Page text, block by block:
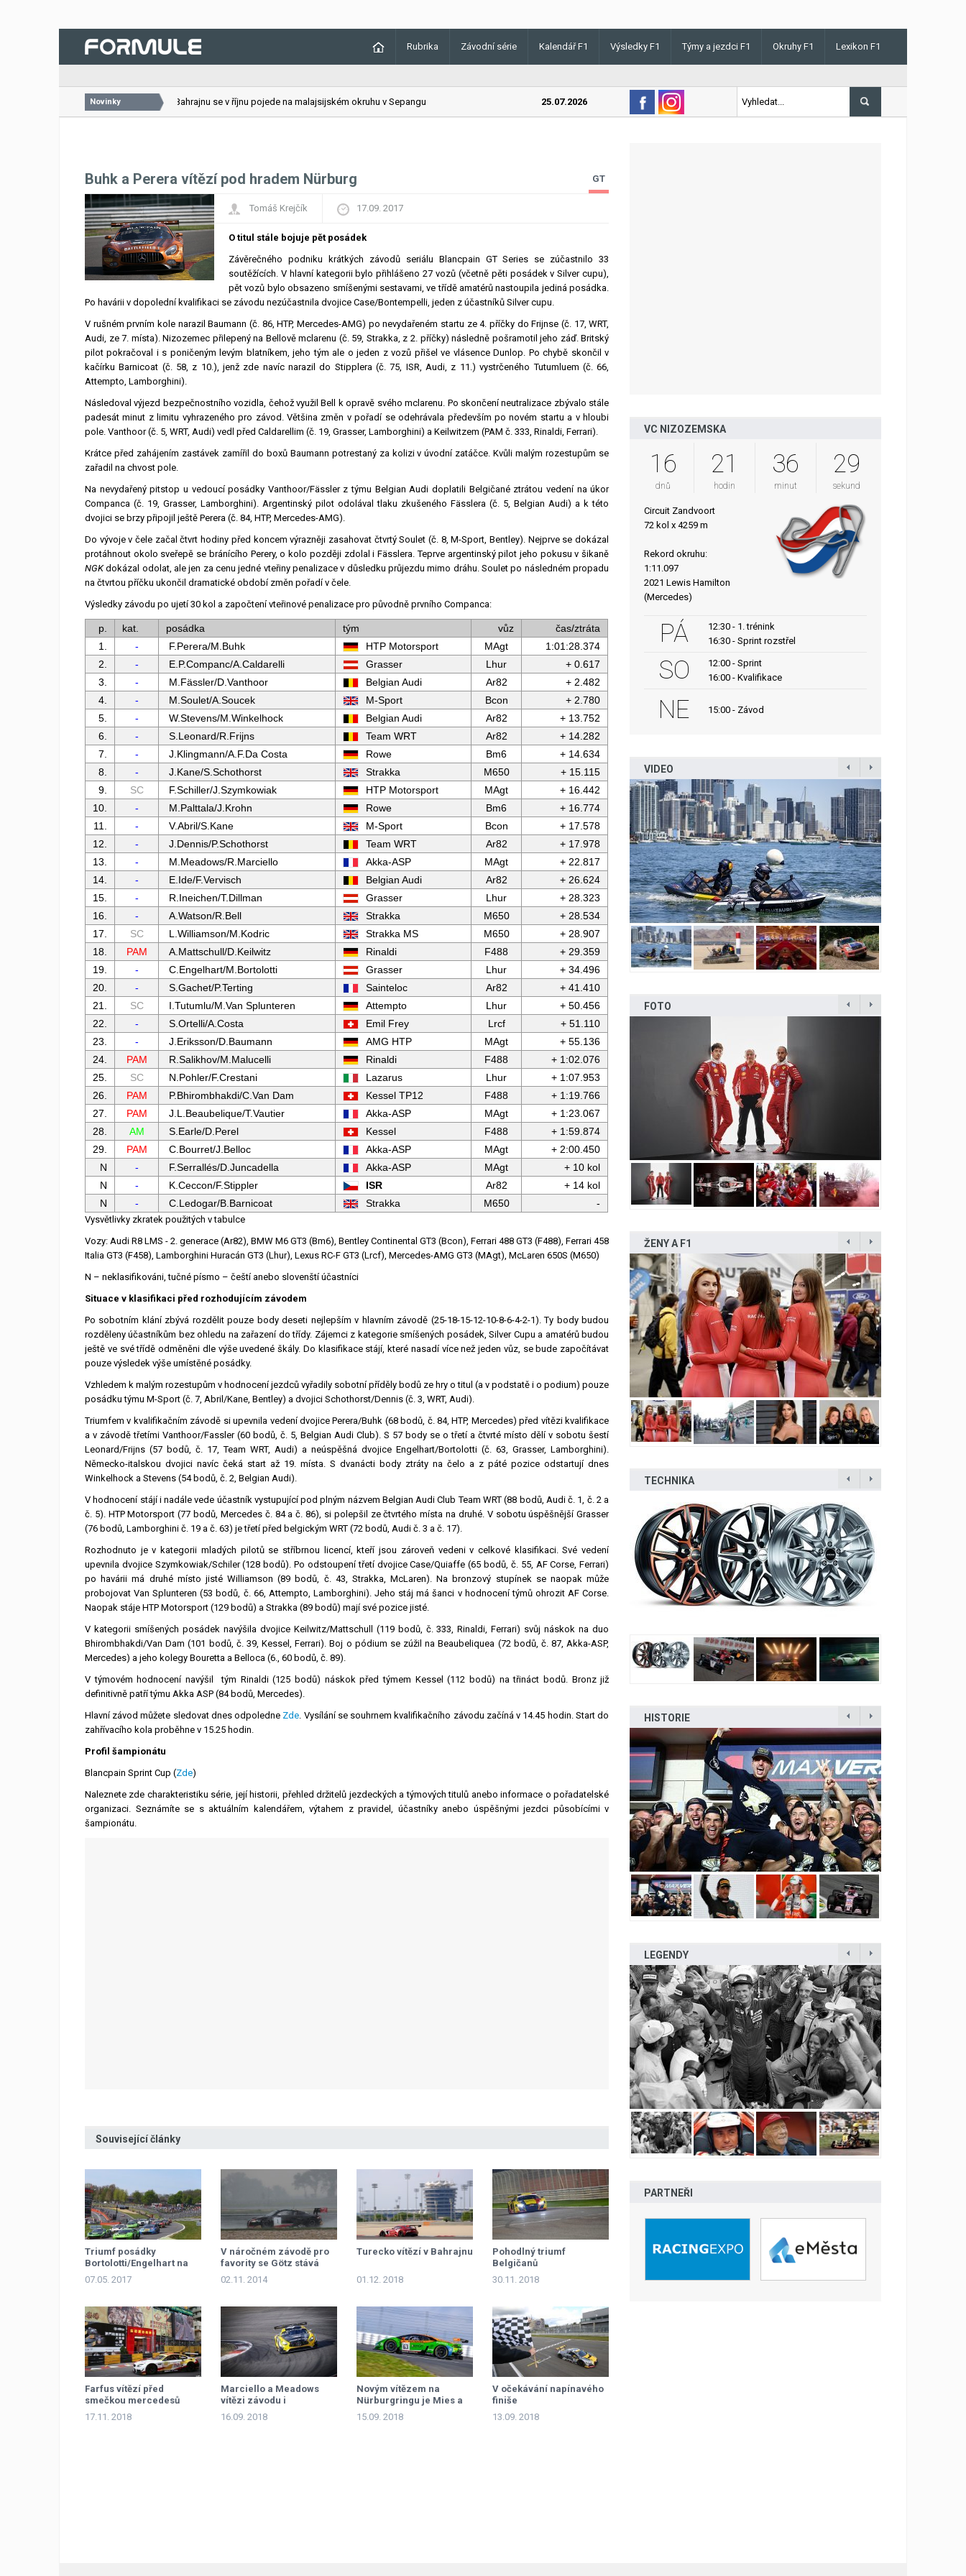
Rubrika Závodní série Kalendář F1 Výsledky F1 Týmy a jezdci F1 Okruhy F1 Lexikon F1
Novinky
26.07.2026 VC Bahrajnu se v říjnu pojede na malajsijském okruhu v Sepangu 25.07.2026 Lando Norris v Maďarsku letos poprvé vyhrál kvalifikaci
Buhk a Perera vítězí pod hradem Nürburg GT
Tomáš Krejčík 17.09. 2017
O titul stále bojuje pět posádek
Závěrečného podniku krátkých závodů seriálu Blancpain GT Series se zúčastnilo 33
soutěžících. V hlavní kategorii bylo přihlášeno 27 vozů (včetně pěti posádek v Silver cupu),
pět vozů bylo obsazeno smíšenými sestavami, ve třídě amatérů nastoupila jediná posádka.
Po havárii v dopolední kvalifikaci se závodu nezúčastnila dvojice Case/Bontempelli, jeden z účastníků Silver cupu.
V rušném prvním kole narazil Baumann (č. 86, HTP, Mercedes-AMG) po nevydařeném startu ze 4. příčky do Frijnse (č. 17, WRT,
Audi, ze 7. místa). Nizozemec přilepený na Bellově mclarenu (č. 59, Strakka, z 2. příčky) následně pošramotil jeho záď. Britský
pilot pokračoval i s poničeným levým blatníkem, jeho tým ale o jeden z vozů přišel ve vlásence Dunlop. Po chybě skončil v
kačírku Barnicoat (č. 58, z 10.), jenž zde navíc narazil do Stipplera (č. 75, ISR, Audi, z 11.) vystrčeného Tutumluem (č. 66,
Attempto, Lamborghini).
Následoval výjezd bezpečnostního vozidla, čehož využil Bell k opravě svého mclarenu. Po skončení neutralizace zbývalo stále
padesát minut z limitu vyhrazeného pro závod. Většina změn v pořadí se odehrávala především po novém startu a v hloubi
pole. Vanthoor (č. 5, WRT, Audi) vedl před Caldarellim (č. 19, Grasser, Lamborghini) a Keilwitzem (PAM č. 333, Rinaldi, Ferrari).
Krátce před zahájením zastávek zamířil do boxů Baumann potrestaný za kolizi v úvodní zatáčce. Kvůli malým rozestupům se
zařadil na chvost pole.
Na nevydařený pitstop u vedoucí posádky Vanthoor/Fässler z týmu Belgian Audi doplatili Belgičané ztrátou vedení na úkor
Companca (č. 19, Grasser, Lamborghini). Argentinský pilot odolával tlaku zkušeného Fässlera (č. 5, Belgian Audi) a k této
dvojici se brzy připojil ještě Perera (č. 84, HTP, Mercedes-AMG).
Do vývoje v čele začal čtvrt hodiny před koncem výrazněji zasahovat čtvrtý Soulet (č. 8, M-Sport, Bentley). Nejprve se dokázal
protáhnout okolo sveřepě se bránícího Perery, o kolo později zdolal i Fässlera. Teprve argentinský pilot jeho pokusu v šikaně
NGKdokázal odolat, ale jen za cenu jedné vteřiny penalizace v důsledku průjezdu mimo dráhu. Soulet po následném propadu
na čtvrtou příčku ukončil dramatické období změn pořadí v čele.
Výsledky závodu po ujetí 30 kol a započtení vteřinové penalizace pro původně prvního Companca:
p. kat. posádka tým vůz
čas/ztráta
1.
- F.Perera/M.Buhk HTP Motorsport MAgt
1:01:28.374
2.
- E.P.Companc/A.Caldarelli Grasser Lhur
+ 0.617
3.
- M.Fässler/D.Vanthoor Belgian Audi Ar82
+ 2.482
4.
- M.Soulet/A.Soucek M-Sport Bcon
+ 2.780
5.
- W.Stevens/M.Winkelhock Belgian Audi Ar82
+ 13.752
6.
- S.Leonard/R.Frijns Team WRT Ar82
+ 14.282
7.
- J.Klingmann/A.F.Da Costa Rowe Bm6
+ 14.634
8.
- J.Kane/S.Schothorst Strakka M650
+ 15.115
9.
SC F.Schiller/J.Szymkowiak HTP Motorsport MAgt
+ 16.442
10.
- M.Palttala/J.Krohn Rowe Bm6
+ 16.774
11.
- V.Abril/S.Kane M-Sport Bcon
+ 17.578
12.
- J.Dennis/P.Schothorst Team WRT Ar82
+ 17.978
13.
- M.Meadows/R.Marciello Akka-ASP MAgt
+ 22.817
14.
- E.Ide/F.Vervisch Belgian Audi Ar82
+ 26.624
15.
- R.Ineichen/T.Dillman Grasser Lhur
+ 28.323
16.
- A.Watson/R.Bell Strakka M650
+ 28.534
17.
SC L.Williamson/M.Kodric Strakka MS M650
+ 28.907
18.
PAM A.Mattschull/D.Keilwitz Rinaldi F488
+ 29.359
19.
- C.Engelhart/M.Bortolotti Grasser Lhur
+ 34.496
20.
- S.Gachet/P.Terting Sainteloc Ar82
+ 41.410
21.
SC I.Tutumlu/M.Van Splunteren Attempto Lhur
+ 50.456
22.
- S.Ortelli/A.Costa Emil Frey Lrcf
+ 51.110
23.
- J.Eriksson/D.Baumann AMG HTP MAgt
+ 55.136
24.
PAM R.Salikhov/M.Malucelli Rinaldi F488
+ 1:02.076
25.
SC N.Pohler/F.Crestani Lazarus Lhur
+ 1:07.953
26.
PAM P.Bhirombhakdi/C.Van Dam Kessel TP12 F488
+ 1:19.766
27.
PAM J.L.Beaubelique/T.Vautier Akka-ASP MAgt
+ 1:23.067
28.
AM S.Earle/D.Perel Kessel F488
+ 1:59.874
29.
PAM C.Bourret/J.Belloc Akka-ASP MAgt
+ 2:00.450
N
- F.Serrallés/D.Juncadella Akka-ASP MAgt
+ 10 kol
N
- K.Ceccon/F.Stippler ISR Ar82
+ 14 kol
N
- C.Ledogar/B.Barnicoat Strakka M650 -
Vysvětlivky zkratek použitých v tabulce
Vozy: Audi R8 LMS - 2. generace (Ar82), BMW M6 GT3 (Bm6), Bentley Continental GT3 (Bcon), Ferrari 488 GT3 (F488), Ferrari 458
Italia GT3 (F458), Lamborghini Huracán GT3 (Lhur), Lexus RC-F GT3 (Lrcf), Mercedes-AMG GT3 (MAgt), McLaren 650S (M650)
N – neklasifikováni, tučné písmo – čeští anebo slovenští účastníci
Situace v klasifikaci před rozhodujícím závodem
Po sobotním klání zbývá rozdělit pouze body deseti nejlepším v hlavním závodě (25-18-15-12-10-8-6-4-2-1). Ty body budou
rozděleny účastníkům bez ohledu na zařazení do třídy. Zájemci z kategorie smíšených posádek, Silver Cupu a amatérů budou
ještě ve své třídě odměněni dle výše uvedené škály. Do klasifikace stájí, které nasadí více než jeden vůz, se bude započítávat
pouze výsledek výše umístěné posádky.
Vzhledem k malým rozestupům v hodnocení jezdců vyřadily sobotní příděly bodů ze hry o titul (a v podstatě i o podium) pouze
posádku týmu M-Sport (č. 7, Abril/Kane, Bentley) a dvojici Schothorst/Dennis (č. 3, WRT, Audi).
Triumfem v kvalifikačním závodě si upevnila vedení dvojice Perera/Buhk (68 bodů, č. 84, HTP, Mercedes) před vítězi kvalifikace
a v závodě třetími Vanthoor/Fassler (60 bodů, č. 5, Belgian Audi Club). S 57 body se o třetí a čtvrté místo dělí v sobotu šestí
Leonard/Frijns (57 bodů, č. 17, Team WRT, Audi) a neúspěšná dvojice Engelhart/Bortolotti (č. 63, Grasser, Lamborghini).
Německo-italskou dvojici navíc čeká start až 19. místa. S dvanácti body ztráty na čelo a z páté pozice odstartují dnes
Winkelhock a Stevens (54 bodů, č. 2, Belgian Audi).
V hodnocení stájí i nadále vede účastník vystupující pod plným názvem Belgian Audi Club Team WRT (88 bodů, Audi č. 1, č. 2 a
č. 5). HTP Motorsport (77 bodů, Mercedes č. 84 a č. 86), si polepšil ze čtvrtého místa na druhé. V sobotu úspěšnější Grasser
(76 bodů, Lamborghini č. 19 a č. 63) je třetí před belgickým WRT (72 bodů, Audi č. 3 a č. 17).
Rozhodnuto je v kategorii mladých pilotů se stříbrnou licencí, kteří jsou zároveň vedeni v celkové klasifikaci. Své vedení
upevnila dvojice Szymkowiak/Schiler (128 bodů). Po odstoupení třetí dvojice Case/Quiaffe (65 bodů, č. 55, AF Corse, Ferrari)
po havárii má druhé místo jisté Williamson (89 bodů, č. 43, Strakka, McLaren). Na bronzový stupínek se naopak může
probojovat Van Splunteren (53 bodů, č. 66, Attempto, Lamborghini). Jeho stáj má šanci v hodnocení týmů ohrozit AF Corse.
Naopak stáje HTP Motorsport (129 bodů) a Strakka (89 bodů) mají své pozice jisté.
V kategorii smíšených posádek navýšila dvojice Keilwitz/Mattschull (119 bodů, č. 333, Rinaldi, Ferrari) svůj náskok na duo
Bhirombhakdi/Van Dam (101 bodů, č. 39, Kessel, Ferrari). Boj o pódium se zúžil na Beaubeliquea (72 bodů, č. 87, Akka-ASP,
Mercedes) a jeho kolegy Bouretta a Belloca (6., 60 bodů, č. 89).
V týmovém hodnocení navýšil tým Rinaldi (125 bodů) náskok před týmem Kessel (112 bodů) na třináct bodů. Bronz již
definitivně patří týmu Akka ASP (84 bodů, Mercedes).
Hlavní závod můžete sledovat dnes odpoledne Zde. Vysílání se souhrnem kvalifikačního závodu začíná v 14.45 hodin. Start do
zahřívacího kola proběhne v 15.25 hodin.
Profil šampionátu
Blancpain Sprint Cup (Zde)
Naleznete zde charakteristiku série, její historii, přehled držitelů jezdeckých a týmových titulů anebo informace o pořadatelské
organizaci. Seznámíte se s aktuálním kalendářem, výtahem z pravidel, účastníky anebo úspěšnými jezdci působícími v
šampionátu.
Související články
Triumf posádky
Bortolotti/Engelhart na
Brands Hatch
07.05. 2017
V náročném závodě pro
favority se Götz stává
mistrem BSS
02.11. 2014
Turecko vítězí v Bahrajnu
01.12. 2018
Pohodlný triumf
Belgičanů
30.11. 2018
Farfus vítězí před
smečkou mercedesů
17.11. 2018
Marciello a Meadows
vítězi závodu i
šampionátu
16.09. 2018
Novým vítězem na
Nürburgringu je Mies a
Riberas
15.09. 2018
V očekávání napínavého
finiše
13.09. 2018
VC NIZOZEMSKA
16
dnů
21
hodin
36
minut
29
sekund
Circuit Zandvoort
72 kol x 4259 m
Rekord okruhu:
1:11.097
2021 Lewis Hamilton
(Mercedes)
PÁ
12:30 - 1. trénink
16:30 - Sprint rozstřel
SO
12:00 - Sprint
16:00 - Kvalifikace
NE 15:00 - Závod
VIDEO
FOTO
ŽENY A F1
TECHNIKA
HISTORIE
LEGENDY
PARTNEŘI